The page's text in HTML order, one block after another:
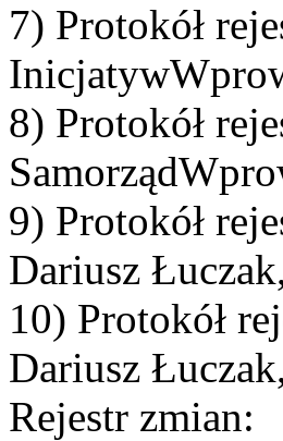
7) Protokół
8) Protokół
9) Protokół
Dariusz
10) Protokół
Dariusz
Rejestr zmian: